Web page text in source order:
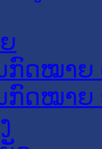
ກົດໝາຍ
ກົດໝາຍ